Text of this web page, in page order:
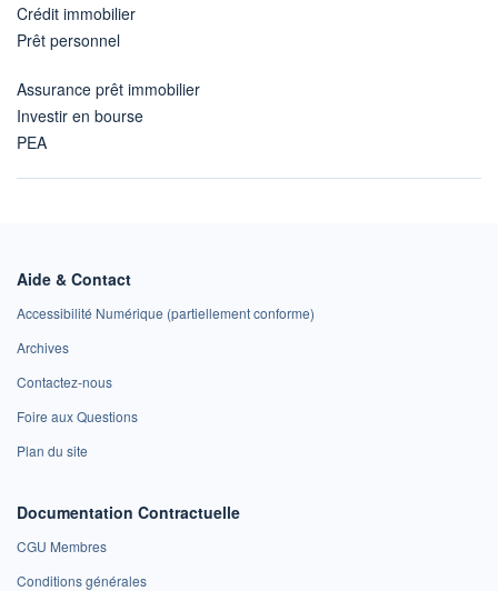
Crédit immobilier
Prêt personnel
Assurance prêt immobilier
Investir en bourse
PEA
Aide & Contact
Accessibilité Numérique (partiellement conforme)
Archives
Contactez-nous
Foire aux Questions
Plan du site
Documentation Contractuelle
CGU Membres
Conditions générales